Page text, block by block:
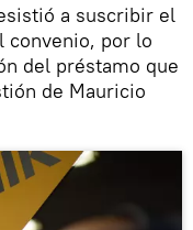
a suscribir el
convenio, por lo
del préstamo que
de Mauricio